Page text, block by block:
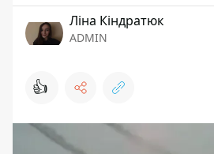
Ліна Кіндратюк
ADMIN
👍